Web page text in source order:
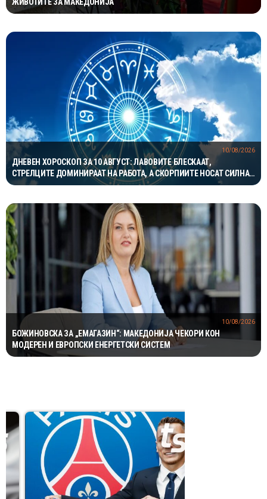
ДНЕВЕН ХОРОСКОП ЗА 10 АВГУСТ: ЛАВОВИТЕ БЛЕСКААТ,
СТРЕЛЦИТЕ ДОМИНИРААТ НА РАБОТА, А СКОРПИИТЕ НОСАТ СИЛНА
ЉУБОВНА ЕНЕРГИЈА
10/08/2026
БОЖИНОВСКА ЗА „ЕМАГАЗИН“: МАКЕДОНИЈА ЧЕКОРИ КОН
МОДЕРЕН И ЕВРОПСКИ ЕНЕРГЕТСКИ СИСТЕМ
10/08/2026